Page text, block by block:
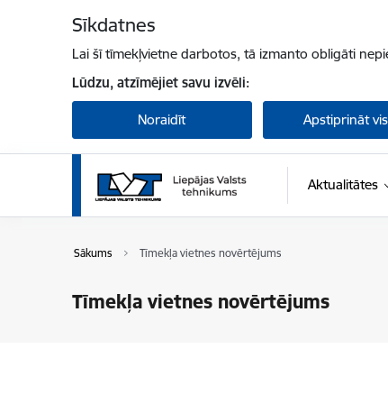
Sīkdatnes
Lai šī tīmekļvietne darbotos, tā izmanto obligāti
Lūdzu, atzīmējiet savu izvēli:
Noraidīt Apstiprināt
Aktualitātes
Sākums Tīmekļa vietnes novērtējums
Tīmekļa vietnes novērtējums